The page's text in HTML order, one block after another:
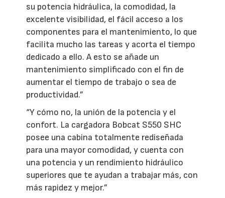
su potencia hidráulica, la comodidad, la
excelente visibilidad, el fácil acceso a los
componentes para el mantenimiento, lo que
facilita mucho las tareas y acorta el tiempo
dedicado a ello. A esto se añade un
mantenimiento simplificado con el fin de
aumentar el tiempo de trabajo o sea de
productividad.”
“Y cómo no, la unión de la potencia y el
confort. La cargadora Bobcat S550 SHC
posee una cabina totalmente rediseñada
para una mayor comodidad, y cuenta con
una potencia y un rendimiento hidráulico
superiores que te ayudan a trabajar más, con
más rapidez y mejor.”